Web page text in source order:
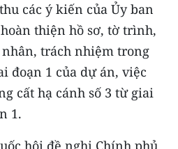
các ý kiến của Ủy ban
thiện hồ sơ, tờ trình,
trách nhiệm trong
đoạn 1 của dự án, việc
cất hạ cánh số 3 từ giai
1.
hội đề nghị Chính phủ